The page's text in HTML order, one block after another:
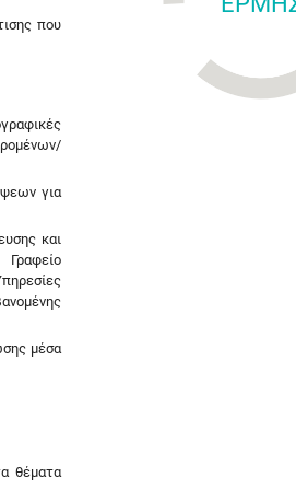
που
για
και
μέσα
θέματα